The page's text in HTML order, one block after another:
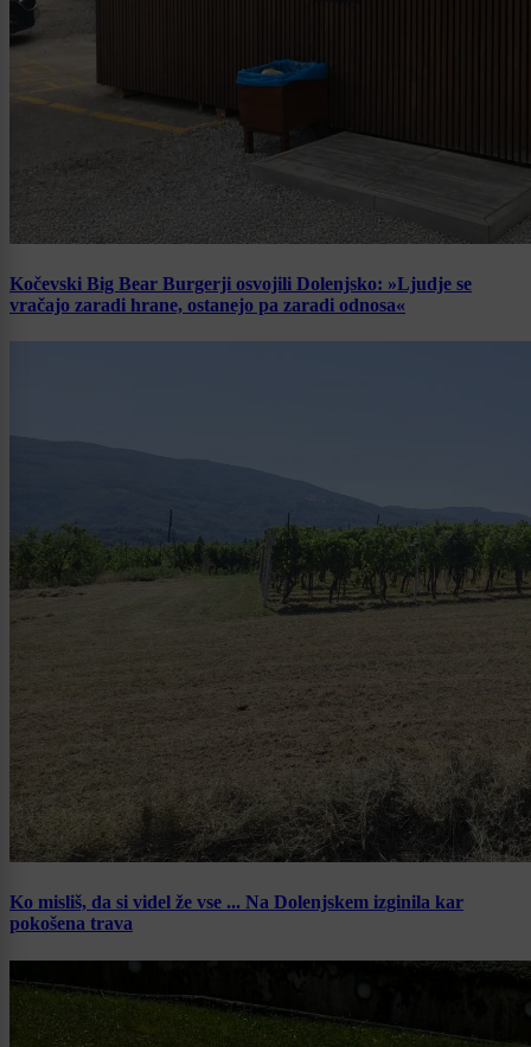
Kočevski Big Bear Burgerji osvojili Dolenjsko: »Ljudje se
vračajo zaradi hrane, ostanejo pa zaradi odnosa«
Ko misliš, da si videl že vse ... Na Dolenjskem izginila kar
pokošena trava